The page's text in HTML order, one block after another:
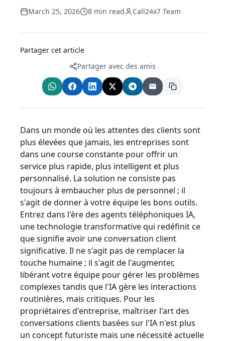
March 25, 2026 8 min read Call24x7 Team
Partager cet article
Partager avec des amis
Dans un monde où les attentes des clients sont
plus élevées que jamais, les entreprises sont
dans une course constante pour offrir un
service plus rapide, plus intelligent et plus
personnalisé. La solution ne consiste pas
toujours à embaucher plus de personnel ; il
s'agit de donner à votre équipe les bons outils.
Entrez dans l'ère des agents téléphoniques IA,
une technologie transformative qui redéfinit ce
que signifie avoir une conversation client
significative. Il ne s'agit pas de remplacer la
touche humaine ; il s'agit de l'augmenter,
libérant votre équipe pour gérer les problèmes
complexes tandis que l'IA gère les interactions
routinières, mais critiques. Pour les
propriétaires d'entreprise, maîtriser l'art des
conversations clients basées sur l'IA n'est plus
un concept futuriste mais une nécessité actuelle